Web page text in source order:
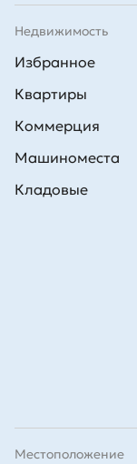
Недвижимость
Избранное
Квартиры
Коммерция
Машиноместа
Кладовые
Местоположение